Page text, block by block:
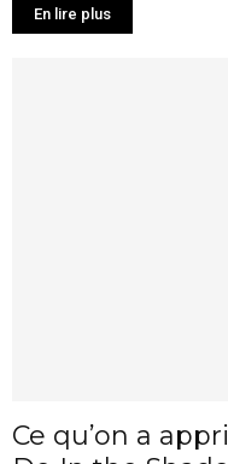
En lire plus
Ce qu’on a